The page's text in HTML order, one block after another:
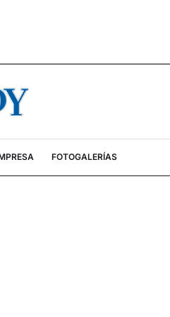
FOTOGALERÍAS